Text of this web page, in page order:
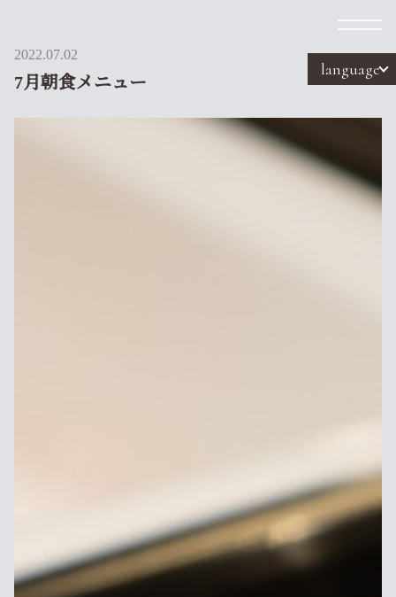
language
2022.07.02
7月朝食メニュー